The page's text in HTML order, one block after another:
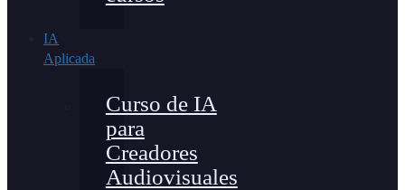
IA
Aplicada
Curso de IA
para
Creadores
Audiovisuales